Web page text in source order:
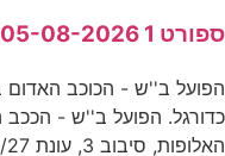
ספורט 1 05-08-2026
כדורגל. הפועל ב''ש - הככב